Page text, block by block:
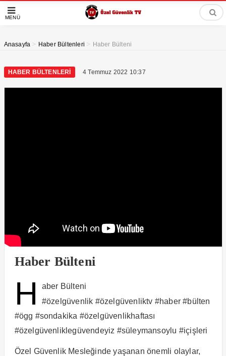
MENÜ
Anasayfa > Haber Bültenleri > Haber Bülteni
HABER BÜLTENLERI 4 Temmuz 2022 10:37
Haber Bülteni
H
aber Bülteni
#özelgüvenlik #özelgüvenliktv #haber #bülten
#ögg #sondakika #özelgüvenlikhaftası
#özelgüvenliklegüvendeyiz #süleymansoylu #içişleri
Özel Güvenlik Mesleğinde yaşanan önemli olaylar,